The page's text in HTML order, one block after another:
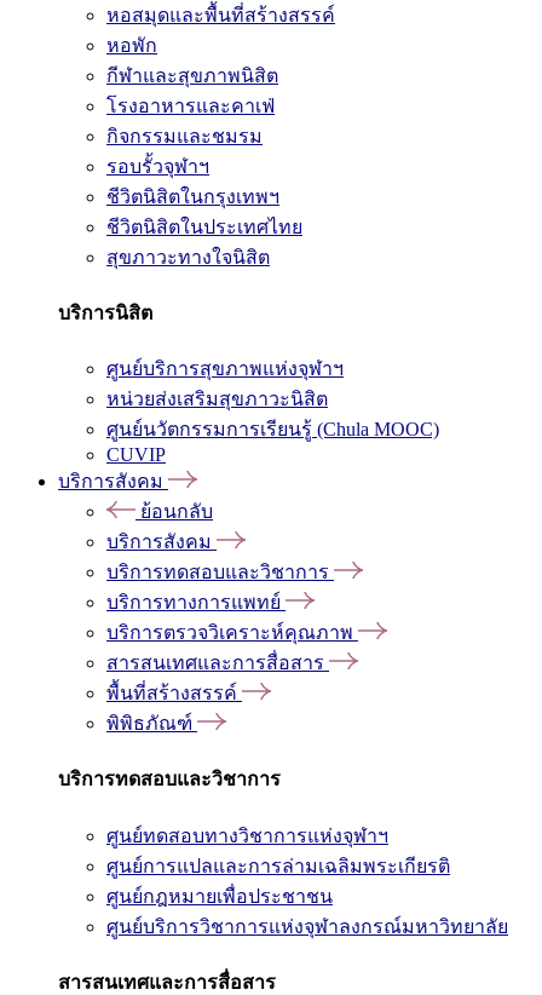
หอสมุดและพื้นที่สร้างสรรค์
หอพัก
กีฬาและสุขภาพนิสิต
โรงอาหารและคาเฟ่
กิจกรรมและชมรม
รอบรั้วจุฬาฯ
ชีวิตนิสิตในกรุงเทพฯ
ชีวิตนิสิตในประเทศไทย
สุขภาวะทางใจนิสิต
บริการนิสิต
ศูนย์บริการสุขภาพแห่งจุฬาฯ
หน่วยส่งเสริมสุขภาวะนิสิต
ศูนย์นวัตกรรมการเรียนรู้ (Chula MOOC)
CUVIP
บริการสังคม
ย้อนกลับ
บริการสังคม
บริการทดสอบและวิชาการ
บริการทางการแพทย์
บริการตรวจวิเคราะห์คุณภาพ
สารสนเทศและการสื่อสาร
พื้นที่สร้างสรรค์
พิพิธภัณฑ์
บริการทดสอบและวิชาการ
ศูนย์ทดสอบทางวิชาการแห่งจุฬาฯ
ศูนย์การแปลและการล่ามเฉลิมพระเกียรติ
ศูนย์กฎหมายเพื่อประชาชน
ศูนย์บริการวิชาการแห่งจุฬาลงกรณ์มหาวิทยาลัย
สารสนเทศและการสื่อสาร